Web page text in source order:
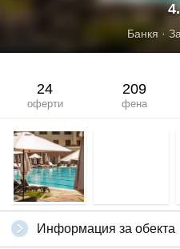
Банкя ·
24
оферти
209
фена
Информация за обекта